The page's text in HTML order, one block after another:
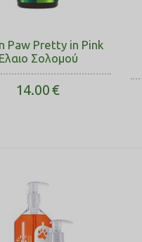
Paw Pretty in Pink
Σολοµού
14.00€